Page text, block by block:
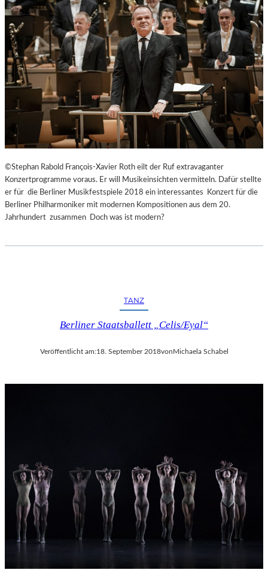
©Stephan Rabold François-Xavier Roth eilt der Ruf extravaganter
Konzertprogramme voraus. Er will Musikeinsichten vermitteln. Dafür stellte
er für die Berliner Musikfestspiele 2018 ein interessantes Konzert für die
Berliner Philharmoniker mit modernen Kompositionen aus dem 20.
Jahrhundert zusammen Doch was ist modern?
TANZ
Berliner Staatsballett „Celis/Eyal“
Veröffentlicht am:18. September 2018vonMichaela Schabel